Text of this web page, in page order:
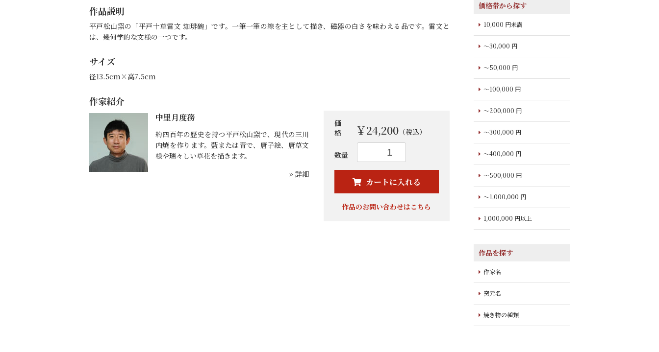
作品説明
平戸松山窯の「平戸十草雷文 珈琲碗」です。一筆一筆の線を主として描き、磁器の白さを味わえる品です。雷文と
は、幾何学的な文様の一つです。
サイズ
径13.5cm×高7.5cm
作家紹介
中里月度務
約四百年の歴史を持つ平戸松山窯で、現代の三川
内焼を作ります。藍または青で、唐子絵、唐草文
様や瑞々しい草花を描きます。
» 詳細
価
格
￥24,200（税込）
数量
カートに入れる
カートへ進む
作品のお問い合わせはこちら
価格帯から探す
10,000 円未満
～30,000 円
～50,000 円
～100,000 円
～200,000 円
～300,000 円
～400,000 円
～500,000 円
～1,000,000 円
1,000,000 円以上
作品を探す
作家名
窯元名
焼き物の種類